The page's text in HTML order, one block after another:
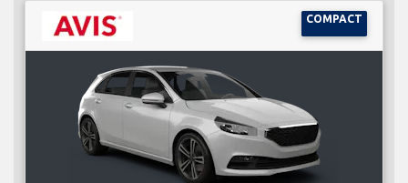
COMPACT